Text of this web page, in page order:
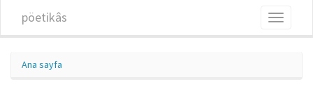
pöetikâs
Toggle
Ana sayfa